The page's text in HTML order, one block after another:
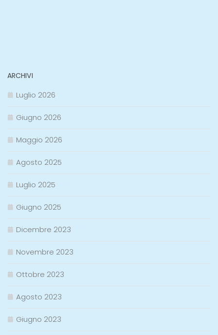
ARCHIVI
Luglio 2026
Giugno 2026
Maggio 2026
Agosto 2025
Luglio 2025
Giugno 2025
Dicembre 2023
Novembre 2023
Ottobre 2023
Agosto 2023
Giugno 2023